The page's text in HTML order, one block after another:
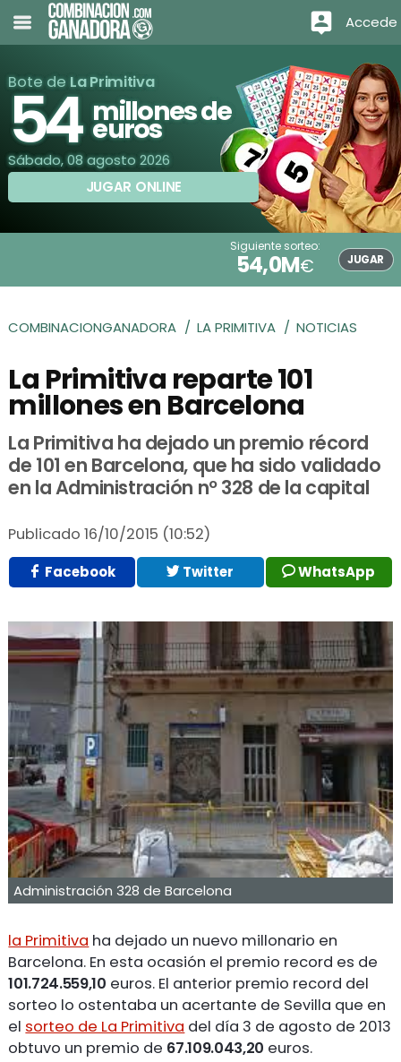
Accede
Bote de La Primitiva
54 millones de
euros
Sábado, 08 agosto 2026
JUGAR ONLINE
Siguiente sorteo:
54,0M€ JUGAR
COMBINACIONGANADORA LA PRIMITIVA NOTICIAS
La Primitiva reparte 101
millones en Barcelona
La Primitiva ha dejado un premio récord
de 101 en Barcelona, que ha sido validado
en la Administración nº 328 de la capital
Publicado 16/10/2015 (10:52)
Facebook Twitter WhatsApp
Administración 328 de Barcelona
la Primitiva ha dejado un nuevo millonario en
Barcelona. En esta ocasión el premio record es de
101.724.559,10 euros. El anterior premio record del
sorteo lo ostentaba un acertante de Sevilla que en
el sorteo de La Primitiva del día 3 de agosto de 2013
obtuvo un premio de 67.109.043,20 euros.